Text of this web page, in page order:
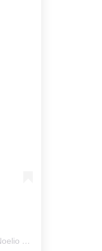
Um post compartilhado por Soldado Noelio (@soldadonoelio)